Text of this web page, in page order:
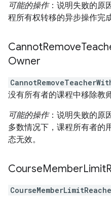
可能的操作：说明失败的原
程所有权转移的异步操作完
CannotRemove
Owner
没有所有者的课程中移除教师
可能的操作：说明失败的原
多数情况下，课程所有者的
态无效。
CourseMemberLimit